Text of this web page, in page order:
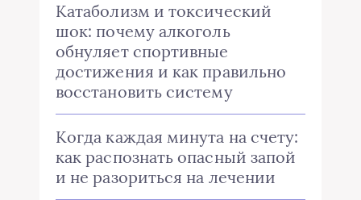
Катаболизм и токсический
шок: почему алкоголь
обнуляет спортивные
достижения и как правильно
восстановить систему
Когда каждая минута на счету:
как распознать опасный запой
и не разориться на лечении